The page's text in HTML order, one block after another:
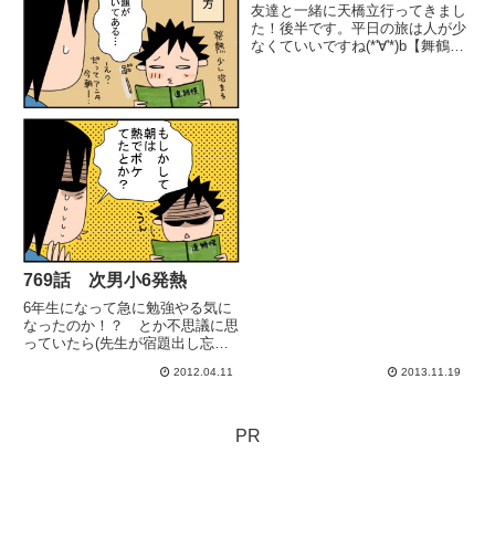
769話 次男小6発熱
6年生になって急に勉強やる気に
なったのか！？ とか不思議に思
っていたら(先生が宿題出し忘れ
言ってるようなタイプですよ)や
2012.04.11
友達と一緒に天橋立行ってきまし
た！後半です。平日の旅は人が少
なくていいですね(*'∀'*)b【舞鶴港
2013.11.19
PR